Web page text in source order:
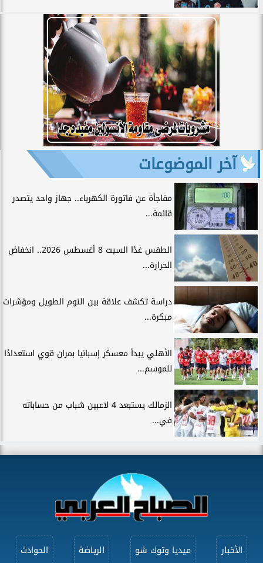
آخر الموضوعات
مفاجأة عن فاتورة الكهرباء.. جهاز واحد يتصدر
قائمة...
الطقس غدًا السبت 8 أغسطس 2026.. انخفاض
الحرارة...
دراسة تكشف علاقة بين النوم الطويل ومؤشرات
مبكرة...
الأهلي يبدأ معسكر إسبانيا بمران قوي استعدادًا
للموسم...
الزمالك يستبعد 4 لاعبين شباب من حساباته
في...
الأخبار ميديا وتوك شو الرياضة الحوادث